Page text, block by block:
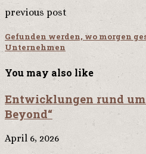
previous post
Gefunden werden, wo morgen
Unternehmen
You may also like
Entwicklungen rund um
Beyond“
April 6, 2026